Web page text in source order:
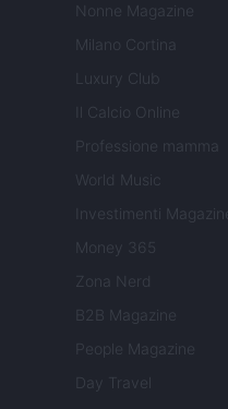
Nonne Magazine
Milano Cortina
Luxury Club
Il Calcio Online
Professione mamma
World Music
Investimenti Magazine
Money 365
Zona Nerd
B2B Magazine
People Magazine
Day Travel